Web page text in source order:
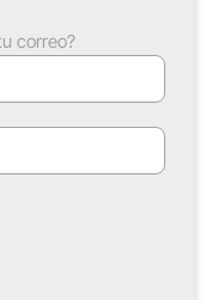
correo?